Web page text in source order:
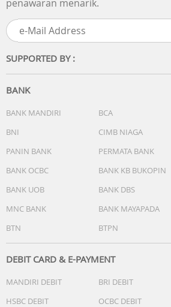
f/1.8 (50MP) + f/3.0 (0.08MP)
Flash: Lampu Flash Belakang
Kamera Belakang: Mode Malam,
Pano, Document, Time-lapse, Pro,
Kamera Depan: Video, Photo,
Media & Fitur:
Pemutaran Audio: AAC, WAV, MP3,
Format Rekaman Video: MP4
Rekaman Suara: Didukung
Konektivitas:
Wi-Fi: 2.4 GHz / 5 GHz
USB: USB 2.0 Type-C
GPS: Didukung
OTG: Didukung
penawaran menarik.
SUPPORTED BY :
BANK
BANK MANDIRI BCA
BNI
CIMB NIAGA
PANIN BANK
PERMATA BANK
BANK OCBC
BANK KB BUKOPIN
BANK UOB
BANK DBS
MNC BANK
BANK MAYAPADA
BTN
BTPN
DEBIT CARD & E-PAYMENT
MANDIRI DEBIT BRI DEBIT
HSBC DEBIT
OCBC DEBIT